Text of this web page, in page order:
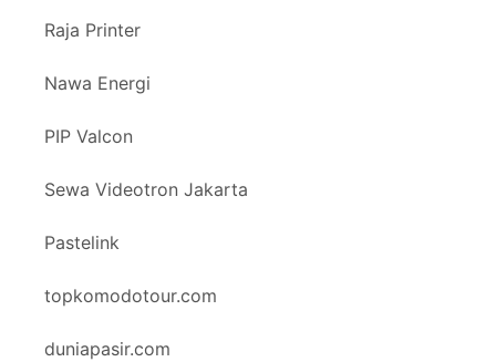
Raja Printer
Nawa Energi
PIP Valcon
Sewa Videotron Jakarta
Pastelink
topkomodotour.com
duniapasir.com